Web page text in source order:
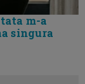
m-a
singura